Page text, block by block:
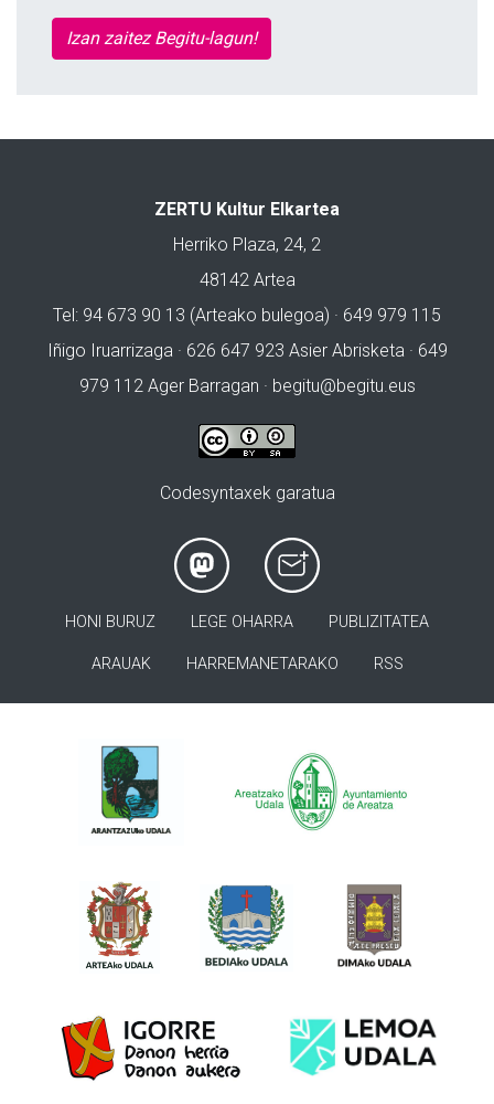
Izan zaitez Begitu-lagun!
ZERTU Kultur Elkartea
Herriko Plaza, 24, 2
48142 Artea
Tel: 94 673 90 13 (Arteako bulegoa) · 649 979 115
Iñigo Iruarrizaga · 626 647 923 Asier Abrisketa · 649
979 112 Ager Barragan · begitu@begitu.eus
Codesyntaxek garatua
HONI BURUZ LEGE OHARRA PUBLIZITATEA
ARAUAK HARREMANETARAKO RSS